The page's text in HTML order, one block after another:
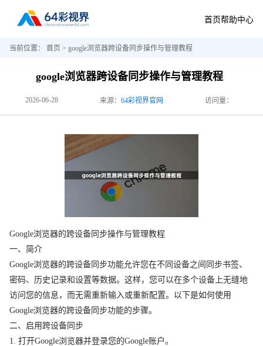
首页帮助中心
当前位置： 首页 > google浏览器跨设备同步操作与管理教程
google浏览器跨设备同步操作与管理教程
2026-06-28 来源： 64彩视界官网 访问量：
Google浏览器的跨设备同步操作与管理教程
一、简介
Google浏览器的跨设备同步功能允许您在不同设备之间同步书签、
密码、历史记录和设置等数据。这样，您可以在多个设备上无缝地
访问您的信息，而无需重新输入或重新配置。以下是如何使用
Google浏览器的跨设备同步功能的步骤。
二、启用跨设备同步
1. 打开Google浏览器并登录您的Google账户。